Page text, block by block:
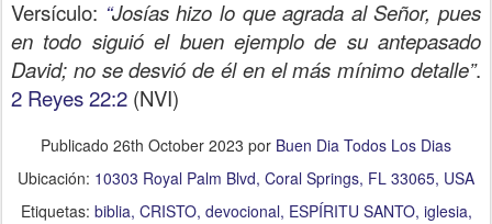
Versículo: “Josías hizo lo que agrada al Señor, pues
en todo siguió el buen ejemplo de su antepasado
David; no se desvió de él en el más mínimo detalle”.
2 Reyes 22:2 (NVI)
Publicado 26th October 2023 por Buen Dia Todos Los Dias
Ubicación: 10303 Royal Palm Blvd, Coral Springs, FL 33065, USA
Etiquetas: biblia CRISTO devocional ESPÍRITU SANTO iglesia